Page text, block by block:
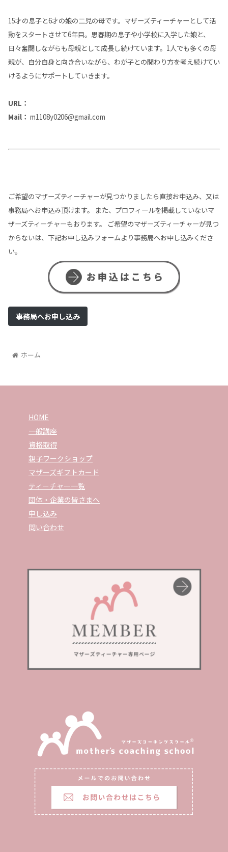
15才の息子と6才の娘の二児の母です。マザーズティーチャーとして活
動をスタートさせて6年目。思春期の息子や小学校に入学した娘と、
日々奮闘しながらも母親として成長し続けています。1人でも多くの母
親が、自分自身と向き合いながら、わが子との関わり方を考え続けてい
けるようにサポートしていきます。
URL：
Mail： m1108y0206@gmail.com
ご希望のマザーズティーチャーが見つかりましたら直接お申込み、又は
事務局へお申込み頂けます。
また、プロフィールを掲載していないマ
ザーズティーチャーもおります。
ご希望のマザーズティーチャーが見つ
からないは、下記お申し込みフォームより事務局へお申し込みくださ
い。
事務局へお申し込み
ホーム
HOME
一般講座
資格取得
親子ワークショップ
マザーズギフトカード
ティーチャー一覧
団体・企業の皆さまへ
申し込み
問い合わせ